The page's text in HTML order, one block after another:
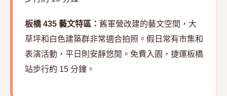
板橋 435 藝文特區： 舊軍營改建的藝文空間，大
草坪和白色建築群非常適合拍照。假日常有市集和
表演活動，平日則安靜悠閒。免費入園，捷運板橋
站步行約 15 分鐘。